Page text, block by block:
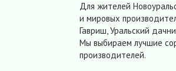
Для жителей
и мировых
Гавриш, Уральский
Мы выбираем лучшие
производителей.